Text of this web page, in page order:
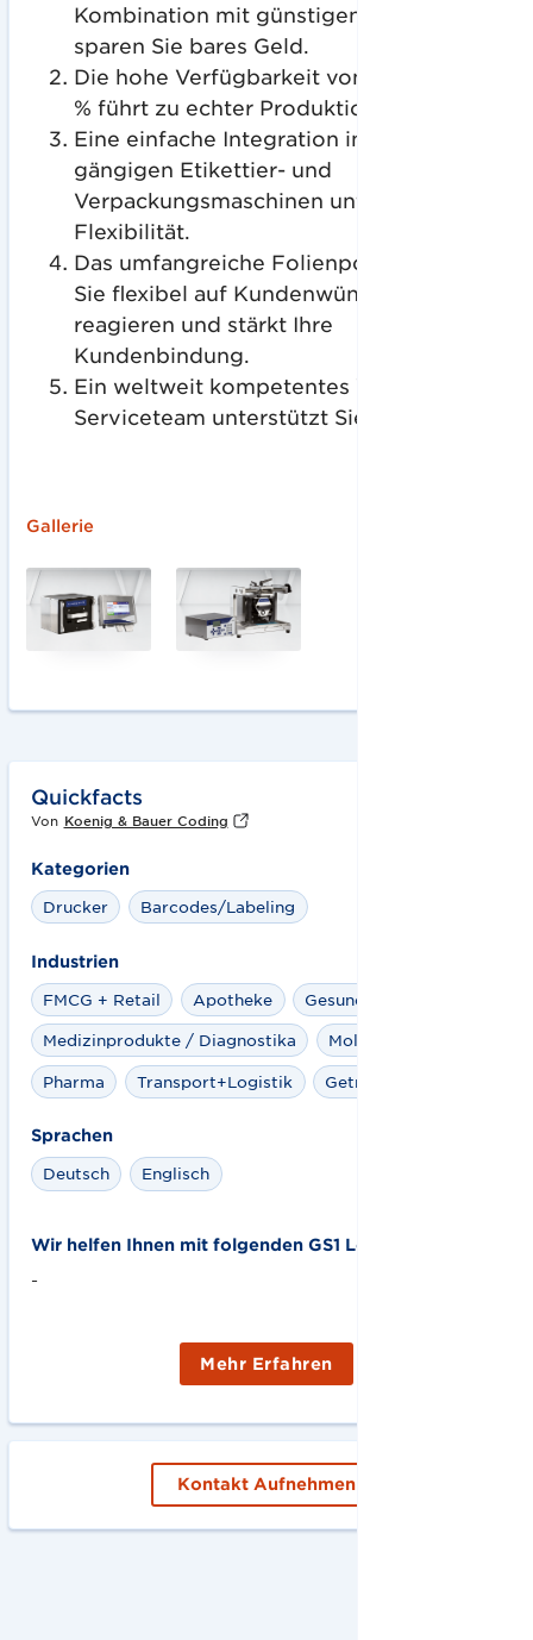
Kombination mit günstigen Preisen
sparen Sie bares Geld.
Die hohe Verfügbarkeit von mehr als 99
% führt zu echter Produktionssicherheit.
Eine einfache Integration in alle
gängigen Etikettier- und
Verpackungsmaschinen unterstützt Ihre
Flexibilität.
Das umfangreiche Folienportfolio lässt
Sie flexibel auf Kundenwünsche
reagieren und stärkt Ihre
Kundenbindung.
Ein weltweit kompetentes Vertriebs- und
Serviceteam unterstützt Sie jederzeit.
Gallerie
Quickfacts
Von Koenig & Bauer Coding
Kategorien
Drucker
Barcodes/Labeling
Industrien
FMCG + Retail
Apotheke Gesundheitswesen
Medizinprodukte / Diagnostika Molkereiprodukte
Pharma Transport+Logistik Getraenke
Sprachen
Deutsch
Englisch
Wir helfen Ihnen mit folgenden GS1 Lösungen:
-
Mehr Erfahren
Kontakt Aufnehmen